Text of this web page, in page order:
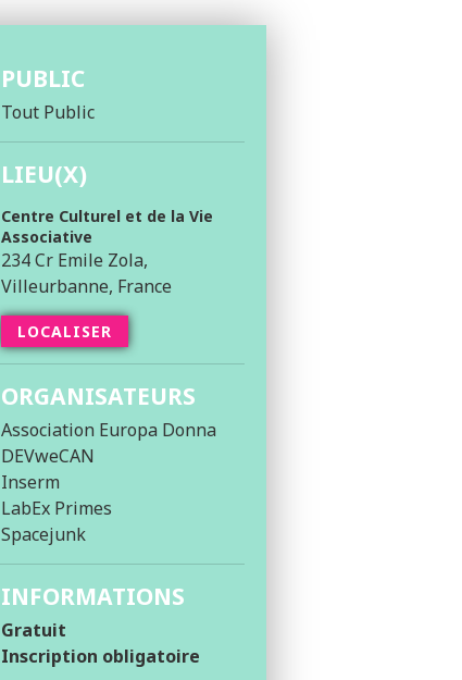
PUBLIC
Tout Public
LIEU(X)
Centre Culturel et de la Vie
Associative
234 Cr Emile Zola,
Villeurbanne, France
LOCALISER
ORGANISATEURS
Association Europa Donna
DEVweCAN
Inserm
LabEx Primes
Spacejunk
INFORMATIONS
Gratuit
Inscription obligatoire